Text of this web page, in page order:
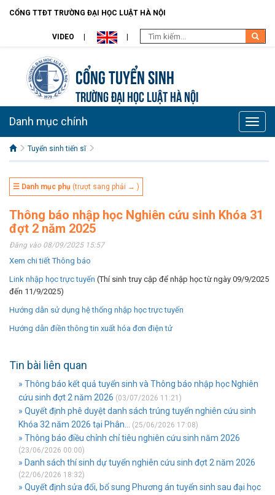
CỔNG TTĐT TRƯỜNG ĐẠI HỌC LUẬT HÀ NỘI
VIDEO
Cổng tuyển sinh
TRƯỜNG ĐẠI HỌC LUẬT HÀ NỘI
Toggle
Danh mục chính
Tuyển sinh tiến sĩ
☰ Danh mục phụ (trượt sang phải → )
Thông báo nhập học Nghiên cứu sinh Khóa 31
đợt 2 năm 2025
Đăng vào 08/09/2025 15:57
Xem chi tiết Thông báo
Link nhập học trực tuyến (Thí sinh truy cập để nhập học từ ngày 09/9/2025
đến 11/9/2025)
Hướng dẫn sử dụng hệ thống nhập học trực tuyến
Hướng dẫn điền thông tin xuất hóa đơn điện tử
Tin bài liên quan
» Thông báo kết quả tuyển sinh và Thông báo nhập học Nghiên
cứu sinh đợt 2 năm 2026 (03/07/2026 11:21)
» Quyết định phê duyệt danh sách trúng tuyển nghiên cứu sinh
Khóa 32 năm 2026 tại Phân...
(25/06/2026 17:08)
» Thông báo điều chỉnh chỉ tiêu nghiên cứu sinh năm 2026
(23/06/2026 00:00)
» Danh sách thí sinh dự tuyển nghiên cứu sinh đợt 2 năm 2026
(22/06/2026 18:32)
» Quyết định sửa đổi, bổ sung Phương án tuyển sinh sau đại học